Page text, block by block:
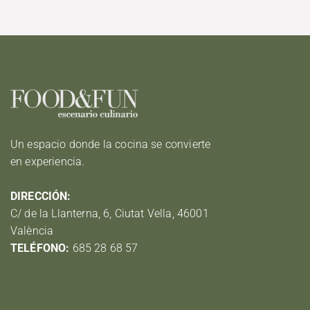
Un espacio donde la cocina se convierte
en experiencia.
DIRECCIÓN:
C/ de la Llanterna, 6, Ciutat Vella, 46001
València
TELÉFONO: 685 28 68 57